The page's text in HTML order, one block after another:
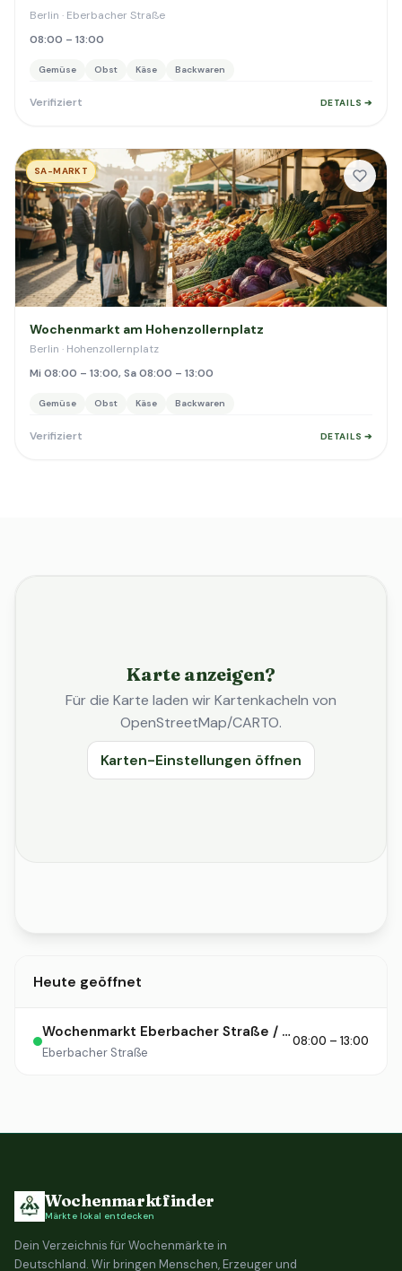
Berlin · Eberbacher Straße
08:00 – 13:00
Gemüse Obst Käse Backwaren
Verifiziert DETAILS ➔
SA-MARKT
Wochenmarkt am Hohenzollernplatz
Berlin · Hohenzollernplatz
Mi 08:00 – 13:00, Sa 08:00 – 13:00
Gemüse Obst Käse Backwaren
Verifiziert DETAILS ➔
Karte anzeigen?
Für die Karte laden wir Kartenkacheln von
OpenStreetMap/CARTO.
Karten-Einstellungen öffnen
Heute geöffnet
Wochenmarkt Eberbacher Straße / Rüdesheimer Platz
Eberbacher Straße
08:00 – 13:00
Wochenmarktfinder
Märkte lokal entdecken
Dein Verzeichnis für Wochenmärkte in
Deutschland. Wir bringen Menschen, Erzeuger und